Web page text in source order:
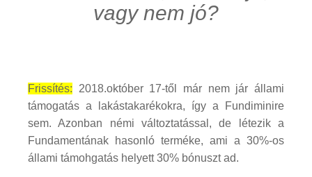
vagy nem jó?
Frissítés: 2018.október 17-től már nem jár állami
támogatás a lakástakarékokra, így a Fundiminire
sem. Azonban némi változtatással, de létezik a
Fundamentának hasonló terméke, ami a 30%-os
állami támohgatás helyett 30% bónuszt ad.